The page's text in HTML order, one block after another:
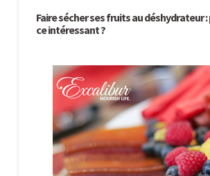
Faire sécher ses fruits au déshydrateur
ce intéressant ?